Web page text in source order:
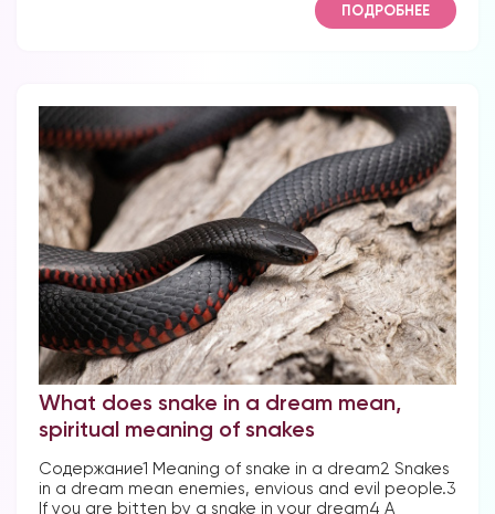
ПОДРОБНЕЕ
What does snake in a dream mean,
spiritual meaning of snakes
Содержание1 Meaning of snake in a dream2 Snakes
in a dream mean enemies, envious and evil people.3
If you are bitten by a snake in your dream4 A